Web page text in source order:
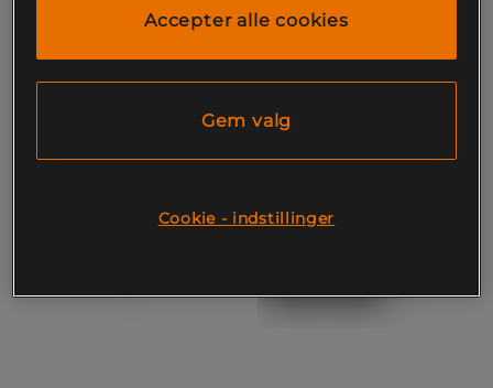
Accepter alle cookies
Gem valg
Cookie - indstillinger